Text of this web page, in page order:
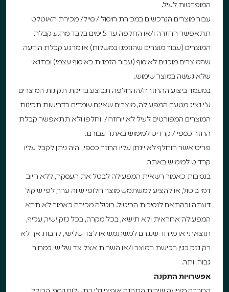
המופרטות לעיל.
עבור מוצרים הנרכשים במכירת חיסול / סייל/ מכירת האוטלט
תתאפשר החזרה ו/או החלפה עד 5 ימים בלבד מרגע קבלת
המוצרים (עבור מוצרים שהוזמנו במשלוח) או מרגע קבלת הודעה
שהמוצרים מוכנים לאיסוף (עבור הזמנות באיסוף עצמי) ובתנאי
שלא נעשה במוצר שימוש.
במעמד ביצוע ההחזרה/ההחלפה תבוצע בדיקת תקינות המוצרים
ע״י נציג מטעם המפעילה, מוצרים שאינם עומדים בדרישות תקינות
המוצרים המפורטים לעיל לא יוחזרו/ יוחלפו ולא תתאפשר קבלת
החזר כספי / קרדיט למימוש באתר עבורם.
פריט אשר הוחלף לא יינתן עליו החזר כספי, יהיה ניתן לקבל עליו
קרדיט למימוש באתר.
בנסיבות כאמור רשאית המפעילה לבטל את העסקה, ללא חיוב
דמי ביטול, או להציע למשתמש מוצר חלופי שווה ערך, לפי שיקול
דעתה ובהתאם לנסיבות הביטול. בוטלה מכירה כאמור לא תהא
המפעילה אחראית ולא תישא, בכל מקרה, בכל נזק ישיר, עקיף,
תוצאתי או מיוחד שנגרם למשתמש או לצד שלישי, לרבות אך לא
רק נזק בגין רכישת המוצר ו/או השרות אצל צד שלישי במחיר
גבוה יותר.
אפשרויות התקנה